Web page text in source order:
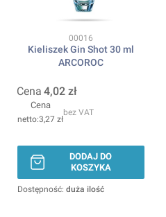
Kod produktu
00016
Kieliszek Gin Shot 30 ml
ARCOROC
Cena 4,02 zł
Cena
3,27 zł
bez VAT
DODAJ DO
KOSZYKA
Dostępność: duża ilość